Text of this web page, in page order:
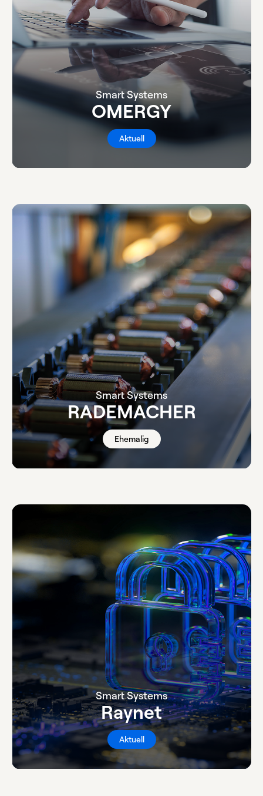
Smart Systems
OMERGY
Aktuell
Smart Systems
RADEMACHER
Ehemalig
Smart Systems
Raynet
Aktuell